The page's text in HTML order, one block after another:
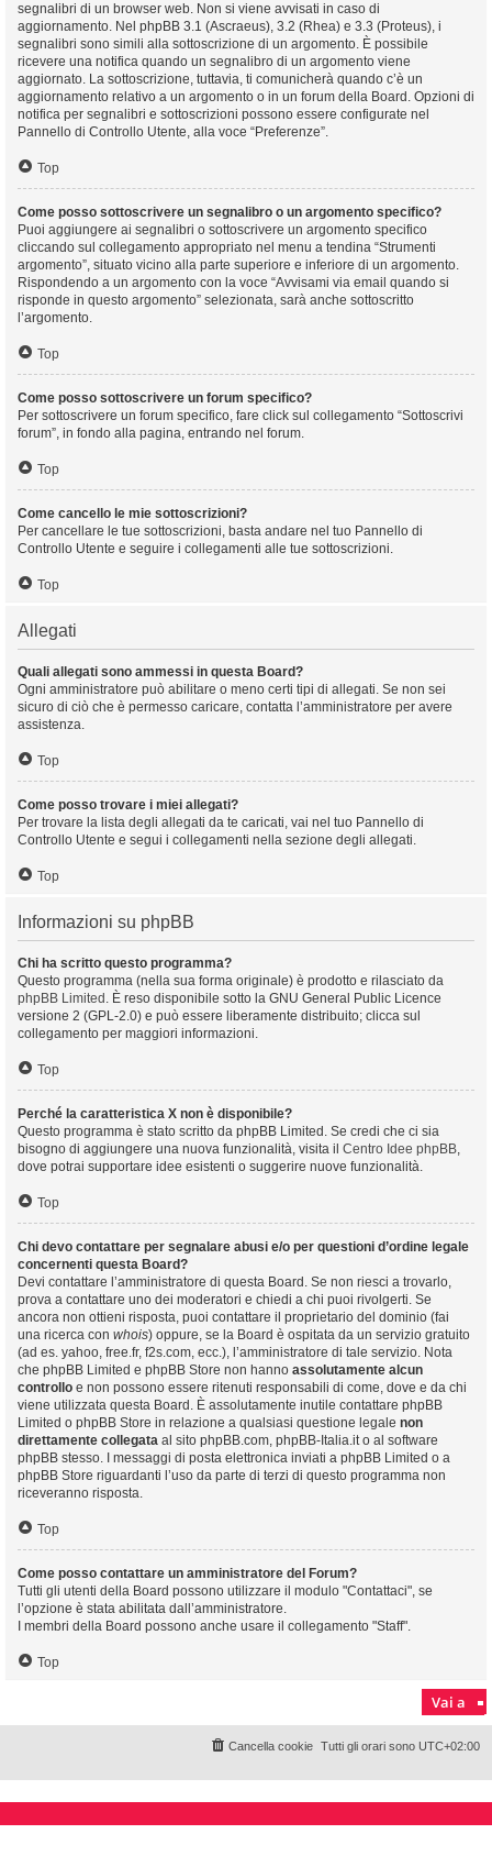
segnalibri di un browser web. Non si viene avvisati in caso di
aggiornamento. Nel phpBB 3.1 (Ascraeus), 3.2 (Rhea) e 3.3 (Proteus), i
segnalibri sono simili alla sottoscrizione di un argomento. È possibile
ricevere una notifica quando un segnalibro di un argomento viene
aggiornato. La sottoscrizione, tuttavia, ti comunicherà quando c’è un
aggiornamento relativo a un argomento o in un forum della Board. Opzioni di
notifica per segnalibri e sottoscrizioni possono essere configurate nel
Pannello di Controllo Utente, alla voce “Preferenze”.
Top
Come posso sottoscrivere un segnalibro o un argomento specifico?
Puoi aggiungere ai segnalibri o sottoscrivere un argomento specifico
cliccando sul collegamento appropriato nel menu a tendina “Strumenti
argomento”, situato vicino alla parte superiore e inferiore di un argomento.
Rispondendo a un argomento con la voce “Avvisami via email quando si
risponde in questo argomento” selezionata, sarà anche sottoscritto
l’argomento.
Top
Come posso sottoscrivere un forum specifico?
Per sottoscrivere un forum specifico, fare click sul collegamento “Sottoscrivi
forum”, in fondo alla pagina, entrando nel forum.
Top
Come cancello le mie sottoscrizioni?
Per cancellare le tue sottoscrizioni, basta andare nel tuo Pannello di
Controllo Utente e seguire i collegamenti alle tue sottoscrizioni.
Top
Allegati
Quali allegati sono ammessi in questa Board?
Ogni amministratore può abilitare o meno certi tipi di allegati. Se non sei
sicuro di ciò che è permesso caricare, contatta l’amministratore per avere
assistenza.
Top
Come posso trovare i miei allegati?
Per trovare la lista degli allegati da te caricati, vai nel tuo Pannello di
Controllo Utente e segui i collegamenti nella sezione degli allegati.
Top
Informazioni su phpBB
Chi ha scritto questo programma?
Questo programma (nella sua forma originale) è prodotto e rilasciato da
phpBB Limited . È reso disponibile sotto la GNU General Public Licence
versione 2 (GPL-2.0) e può essere liberamente distribuito; clicca sul
collegamento per maggiori informazioni.
Top
Perché la caratteristica X non è disponibile?
Questo programma è stato scritto da phpBB Limited. Se credi che ci sia
bisogno di aggiungere una nuova funzionalità, visita il Centro Idee phpBB,
dove potrai supportare idee esistenti o suggerire nuove funzionalità.
Top
Chi devo contattare per segnalare abusi e/o per questioni d’ordine legale
concernenti questa Board?
Devi contattare l’amministratore di questa Board. Se non riesci a trovarlo,
prova a contattare uno dei moderatori e chiedi a chi puoi rivolgerti. Se
ancora non ottieni risposta, puoi contattare il proprietario del dominio (fai
una ricerca con whois) oppure, se la Board è ospitata da un servizio gratuito
(ad es. yahoo, free.fr, f2s.com, ecc.), l’amministratore di tale servizio. Nota
che phpBB Limited e phpBB Store non hanno assolutamente alcun
controllo e non possono essere ritenuti responsabili di come, dove e da chi
viene utilizzata questa Board. È assolutamente inutile contattare phpBB
Limited o phpBB Store in relazione a qualsiasi questione legale non
direttamente collegata al sito phpBB.com, phpBB-Italia.it o al software
phpBB stesso. I messaggi di posta elettronica inviati a phpBB Limited o a
phpBB Store riguardanti l’uso da parte di terzi di questo programma non
riceveranno risposta.
Top
Come posso contattare un amministratore del Forum?
Tutti gli utenti della Board possono utilizzare il modulo "Contattaci", se
l’opzione è stata abilitata dall’amministratore.
I membri della Board possono anche usare il collegamento "Staff".
Top
Vai a
Tutti gli orari sono UTC+02:00
Cancella cookie